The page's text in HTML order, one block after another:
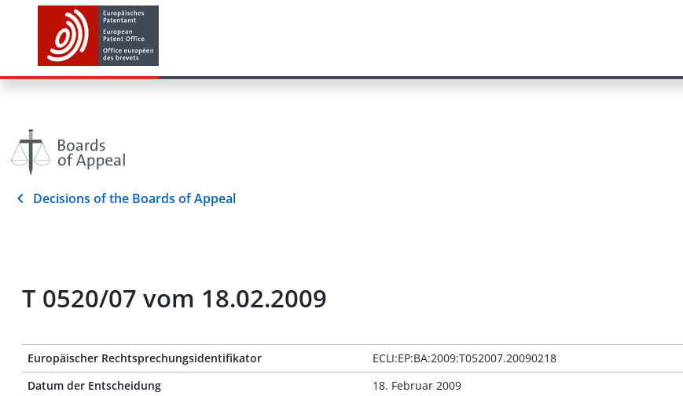
Decisions of the Boards of Appeal
T 0520/07 vom 18.02.2009
Europäischer Rechtsprechungsidentifikator
ECLI:EP:BA:2009:T052007.20090218
Datum der Entscheidung
18. Februar 2009